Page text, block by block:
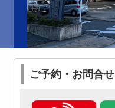
ご予約・お問合せ